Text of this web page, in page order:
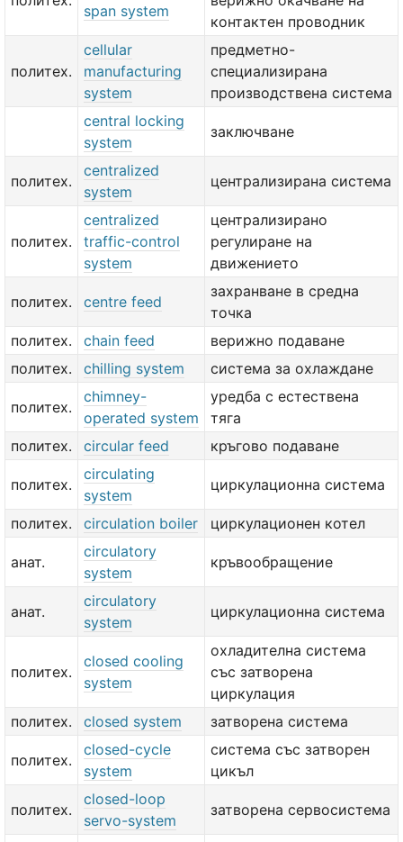
span system
контактен проводник
политех.
cellular
manufacturing
system
предметно-
специализирана
производствена система
central locking
system
заключване
политех.
centralized
system
централизирана система
политех.
centralized
traffic-control
system
централизирано
регулиране на
движението
политех. centre feed
захранване в средна
точка
политех.
chain feed
верижно подаване
политех.
chilling system система за охлаждане
политех.
chimney-
operated system
уредба с естествена
тяга
политех.
circular feed кръгово подаване
политех.
circulating
system
циркулационна система
политех. circulation boiler циркулационен котел
анат.
circulatory
system
кръвообращение
анат.
circulatory
system
циркулационна система
политех.
closed cooling
system
охладителна система
със затворена
циркулация
политех.
closed system затворена система
политех.
closed-cycle
system
система със затворен
цикъл
политех.
closed-loop
servo-system
затворена сервосистема